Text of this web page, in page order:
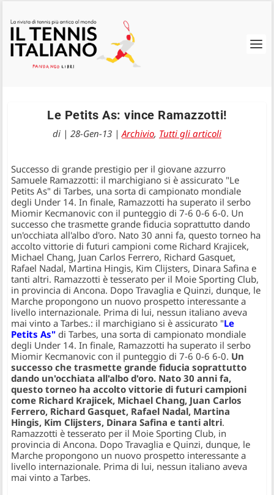
Le Petits As: vince Ramazzotti!
di | 28-Gen-13 |Archivio, Tutti gli articoli
Successo di grande prestigio per il giovane azzurro
Samuele Ramazzotti: il marchigiano si è assicurato "Le
Petits As" di Tarbes, una sorta di campionato mondiale
degli Under 14. In finale, Ramazzotti ha superato il serbo
Miomir Kecmanovic con il punteggio di 7-6 0-6 6-0. Un
successo che trasmette grande fiducia soprattutto dando
un'occhiata all'albo d'oro. Nato 30 anni fa, questo torneo ha
accolto vittorie di futuri campioni come Richard Krajicek,
Michael Chang, Juan Carlos Ferrero, Richard Gasquet,
Rafael Nadal, Martina Hingis, Kim Clijsters, Dinara Safina e
tanti altri. Ramazzotti è tesserato per il Moie Sporting Club,
in provincia di Ancona. Dopo Travaglia e Quinzi, dunque, le
Marche propongono un nuovo prospetto interessante a
livello internazionale. Prima di lui, nessun italiano aveva
mai vinto a Tarbes.: il marchigiano si è assicurato "Le
Petits As" di Tarbes, una sorta di campionato mondiale
degli Under 14. In finale, Ramazzotti ha superato il serbo
Miomir Kecmanovic con il punteggio di 7-6 0-6 6-0. Un
successo che trasmette grande fiducia soprattutto
dando un'occhiata all'albo d'oro. Nato 30 anni fa,
questo torneo ha accolto vittorie di futuri campioni
come Richard Krajicek, Michael Chang, Juan Carlos
Ferrero, Richard Gasquet, Rafael Nadal, Martina
Hingis, Kim Clijsters, Dinara Safina e tanti altri.
Ramazzotti è tesserato per il Moie Sporting Club, in
provincia di Ancona. Dopo Travaglia e Quinzi, dunque, le
Marche propongono un nuovo prospetto interessante a
livello internazionale. Prima di lui, nessun italiano aveva
mai vinto a Tarbes.